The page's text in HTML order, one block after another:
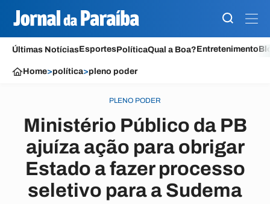
Últimas NotíciasEsportesPolíticaQual a Boa?Entretenimento
Home>política>pleno poder
PLENO PODER
Ministério Público da PB
ajuíza ação para obrigar
Estado a fazer processo
seletivo para a Sudema